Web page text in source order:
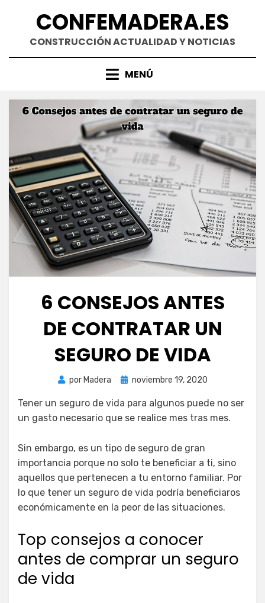
contenidoCONFEMADERA.ES
CONSTRUCCIÓN ACTUALIDAD Y NOTICIAS
MENÚ
6 CONSEJOS ANTES
DE CONTRATAR UN
SEGURO DE VIDA
por Madera
Publicada
noviembre 19, 2020
Tener un seguro de vida para algunos puede no ser
un gasto necesario que se realice mes tras mes.
Sin embargo, es un tipo de seguro de gran
importancia porque no solo te beneficiar a ti, sino
aquellos que pertenecen a tu entorno familiar. Por
lo que tener un seguro de vida podría beneficiaros
económicamente en la peor de las situaciones.
Top consejos a conocer
antes de comprar un seguro
de vida